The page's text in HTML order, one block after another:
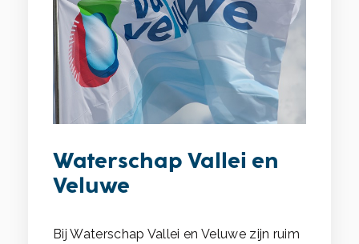
Waterschap Vallei en
Veluwe
Bij Waterschap Vallei en Veluwe zijn ruim